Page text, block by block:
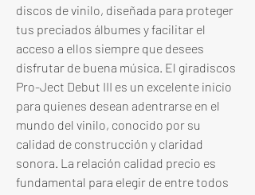
discos de vinilo, diseñada para proteger
tus preciados álbumes y facilitar el
acceso a ellos siempre que desees
disfrutar de buena música. El giradiscos
Pro-Ject Debut III es un excelente inicio
para quienes desean adentrarse en el
mundo del vinilo, conocido por su
calidad de construcción y claridad
sonora. La relación calidad precio es
fundamental para elegir de entre todos